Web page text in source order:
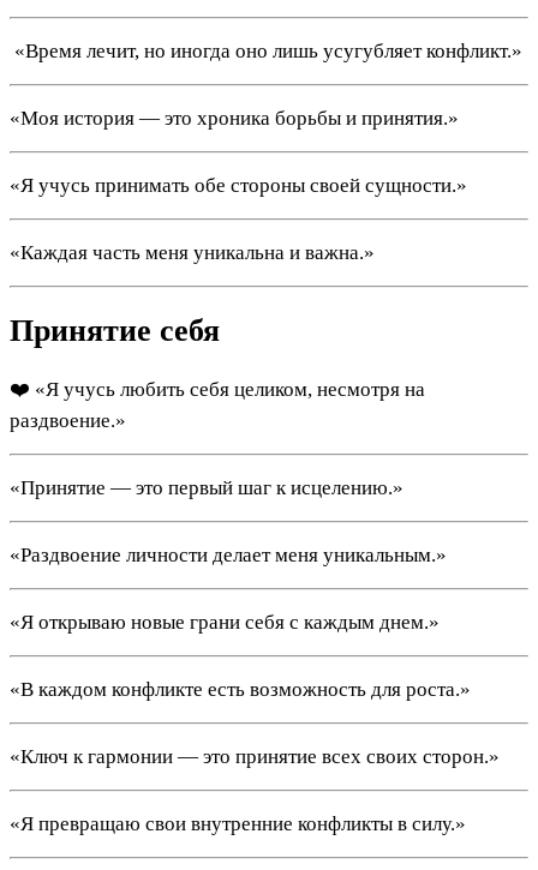
️ «Время лечит, но иногда оно лишь усугубляет конфликт.»
«Моя история — это хроника борьбы и принятия.»
«Я учусь принимать обе стороны своей сущности.»
«Каждая часть меня уникальна и важна.»
Принятие себя
❤️ «Я учусь любить себя целиком, несмотря на
раздвоение.»
«Принятие — это первый шаг к исцелению.»
«Раздвоение личности делает меня уникальным.»
«Я открываю новые грани себя с каждым днем.»
«В каждом конфликте есть возможность для роста.»
«Ключ к гармонии — это принятие всех своих сторон.»
«Я превращаю свои внутренние конфликты в силу.»